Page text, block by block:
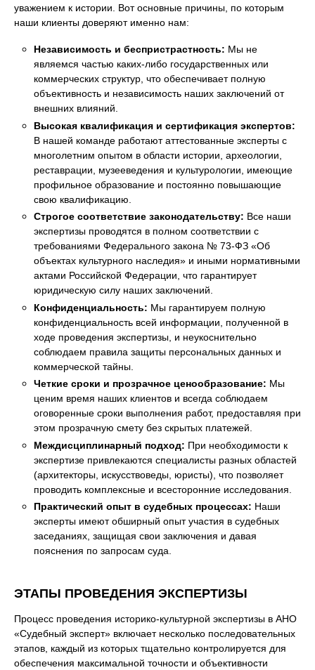
уважением к истории. Вот основные причины, по которым
наши клиенты доверяют именно нам:
Независимость и беспристрастность: Мы не
являемся частью каких-либо государственных или
коммерческих структур, что обеспечивает полную
объективность и независимость наших заключений от
внешних влияний.
Высокая квалификация и сертификация экспертов:
В нашей команде работают аттестованные эксперты с
многолетним опытом в области истории, археологии,
реставрации, музееведения и культурологии, имеющие
профильное образование и постоянно повышающие
свою квалификацию.
Строгое соответствие законодательству: Все наши
экспертизы проводятся в полном соответствии с
требованиями Федерального закона № 73-ФЗ «Об
объектах культурного наследия» и иными нормативными
актами Российской Федерации, что гарантирует
юридическую силу наших заключений.
Конфиденциальность: Мы гарантируем полную
конфиденциальность всей информации, полученной в
ходе проведения экспертизы, и неукоснительно
соблюдаем правила защиты персональных данных и
коммерческой тайны.
Четкие сроки и прозрачное ценообразование: Мы
ценим время наших клиентов и всегда соблюдаем
оговоренные сроки выполнения работ, предоставляя при
этом прозрачную смету без скрытых платежей.
Междисциплинарный подход: При необходимости к
экспертизе привлекаются специалисты разных областей
(архитекторы, искусствоведы, юристы), что позволяет
проводить комплексные и всесторонние исследования.
Практический опыт в судебных процессах: Наши
эксперты имеют обширный опыт участия в судебных
заседаниях, защищая свои заключения и давая
пояснения по запросам суда.
ЭТАПЫ ПРОВЕДЕНИЯ ЭКСПЕРТИЗЫ
Процесс проведения историко-культурной экспертизы в АНО
«Судебный эксперт» включает несколько последовательных
этапов, каждый из которых тщательно контролируется для
обеспечения максимальной точности и объективности